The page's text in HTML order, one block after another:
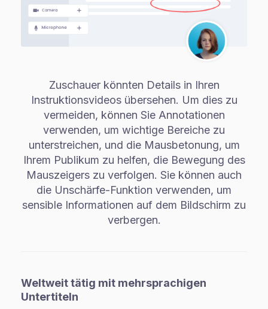
Zuschauer könnten Details in Ihren
Instruktionsvideos übersehen. Um dies zu
vermeiden, können Sie Annotationen
verwenden, um wichtige Bereiche zu
unterstreichen, und die Mausbetonung, um
Ihrem Publikum zu helfen, die Bewegung des
Mauszeigers zu verfolgen. Sie können auch
die Unschärfe-Funktion verwenden, um
sensible Informationen auf dem Bildschirm zu
verbergen.
Weltweit tätig mit mehrsprachigen
Untertiteln